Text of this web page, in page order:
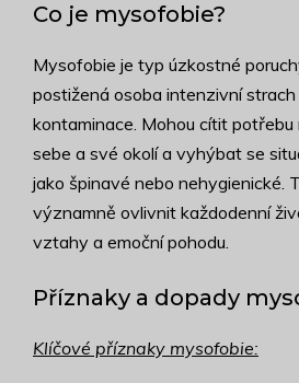
Co je mysofobie?
Mysofobie je typ úzkostné
postižená osoba intenzivní
kontaminace. Mohou cítit
sebe a své okolí a vyhýbat se
jako špinavé nebo nehygienické.
významně ovlivnit každodenní
vztahy a emoční pohodu.
Příznaky a dopady
Klíčové příznaky mysofobie: